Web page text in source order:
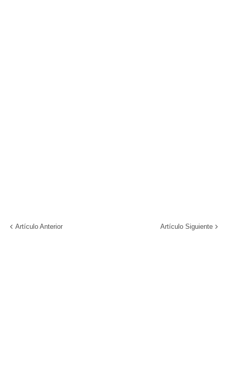
Artículo Anterior Artículo Siguiente